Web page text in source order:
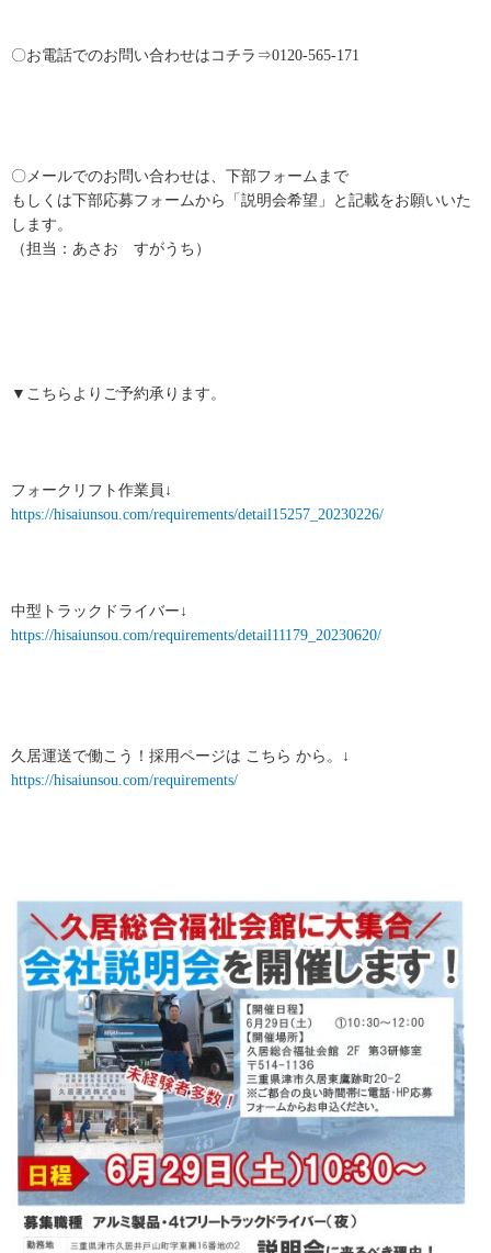
〇お電話でのお問い合わせはコチラ⇒0120-565-171
〇メールでのお問い合わせは、下部フォームまで
もしくは下部応募フォームから「説明会希望」と記載をお願いいた
します。
（担当：あさお すがうち）
▼こちらよりご予約承ります。
フォークリフト作業員↓
https://hisaiunsou.com/requirements/detail15257_20230226/
中型トラックドライバー↓
https://hisaiunsou.com/requirements/detail11179_20230620/
久居運送で働こう！採用ページは こちら から。↓
https://hisaiunsou.com/requirements/